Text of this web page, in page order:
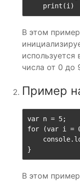
    print(i)
В этом
числа от 0 до
Пример
var n = 5;
for (var i =
}
В этом